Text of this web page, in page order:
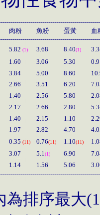
肉粉 魚粉 蛋黃
血
5.82 (1) 3.68 8.40(1)
1.60 3.06 5.30
3.84 5.00 8.60
2.66 3.51 6.20
1.40 2.56 5.80
2.17 2.66 2.80
1.40 2.15 1.10
1.97 2.82 4.70
0.35 (11) 0.76(11) 1.10(11)
3.07 5.1 (1) 6.90
1.14 1.56 5.06
為排序最大